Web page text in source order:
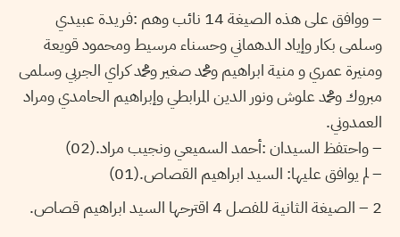
– ووافق على هذه الصيغة 14 نائب وهم :فريدة عبيدي
وسلمى بكار وإياد الدهماني وحسناء مرسيط ومحمود قويعة
ومنيرة عمري و منية ابراهيم ومحمد صغير ومحمد كراي الجربي وسلمى
مبروك ومحمد علوش ونور الدين المرابطي وإبراهيم الحامدي ومراد
العمدوني.
– واحتفظ السيدان :أحمد السميعي ونجيب مراد.(02)
– لم يوافق عليها: السيد ابراهيم القصاص.(01)
2 – الصيغة الثانية للفصل 4 اقترحها السيد ابراهيم قصاص.